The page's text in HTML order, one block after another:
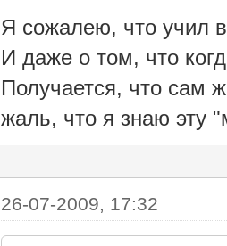
Я сожалею, что учил
И даже о том, что
Получается, что сам
жаль, что я знаю эту
26-07-2009, 17:32